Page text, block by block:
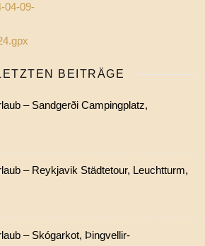
04-09-
BEITRÄGE
– Sandgerði Campingplatz,
– Reykjavik Städtetour, Leuchtturm,
– Skógarkot, Þingvellir-